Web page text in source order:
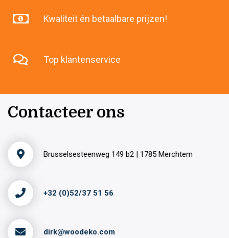
Kwaliteit én betaalbare prijzen!
Top klantenservice
Contacteer ons
Brusselsesteenweg 149 b2 | 1785 Merchtem
+32 (0)52/37 51 56
dirk@woodeko.com